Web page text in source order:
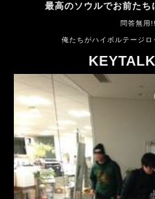
最高のソウルでお前た
問答無
俺たちがハイボルテージ